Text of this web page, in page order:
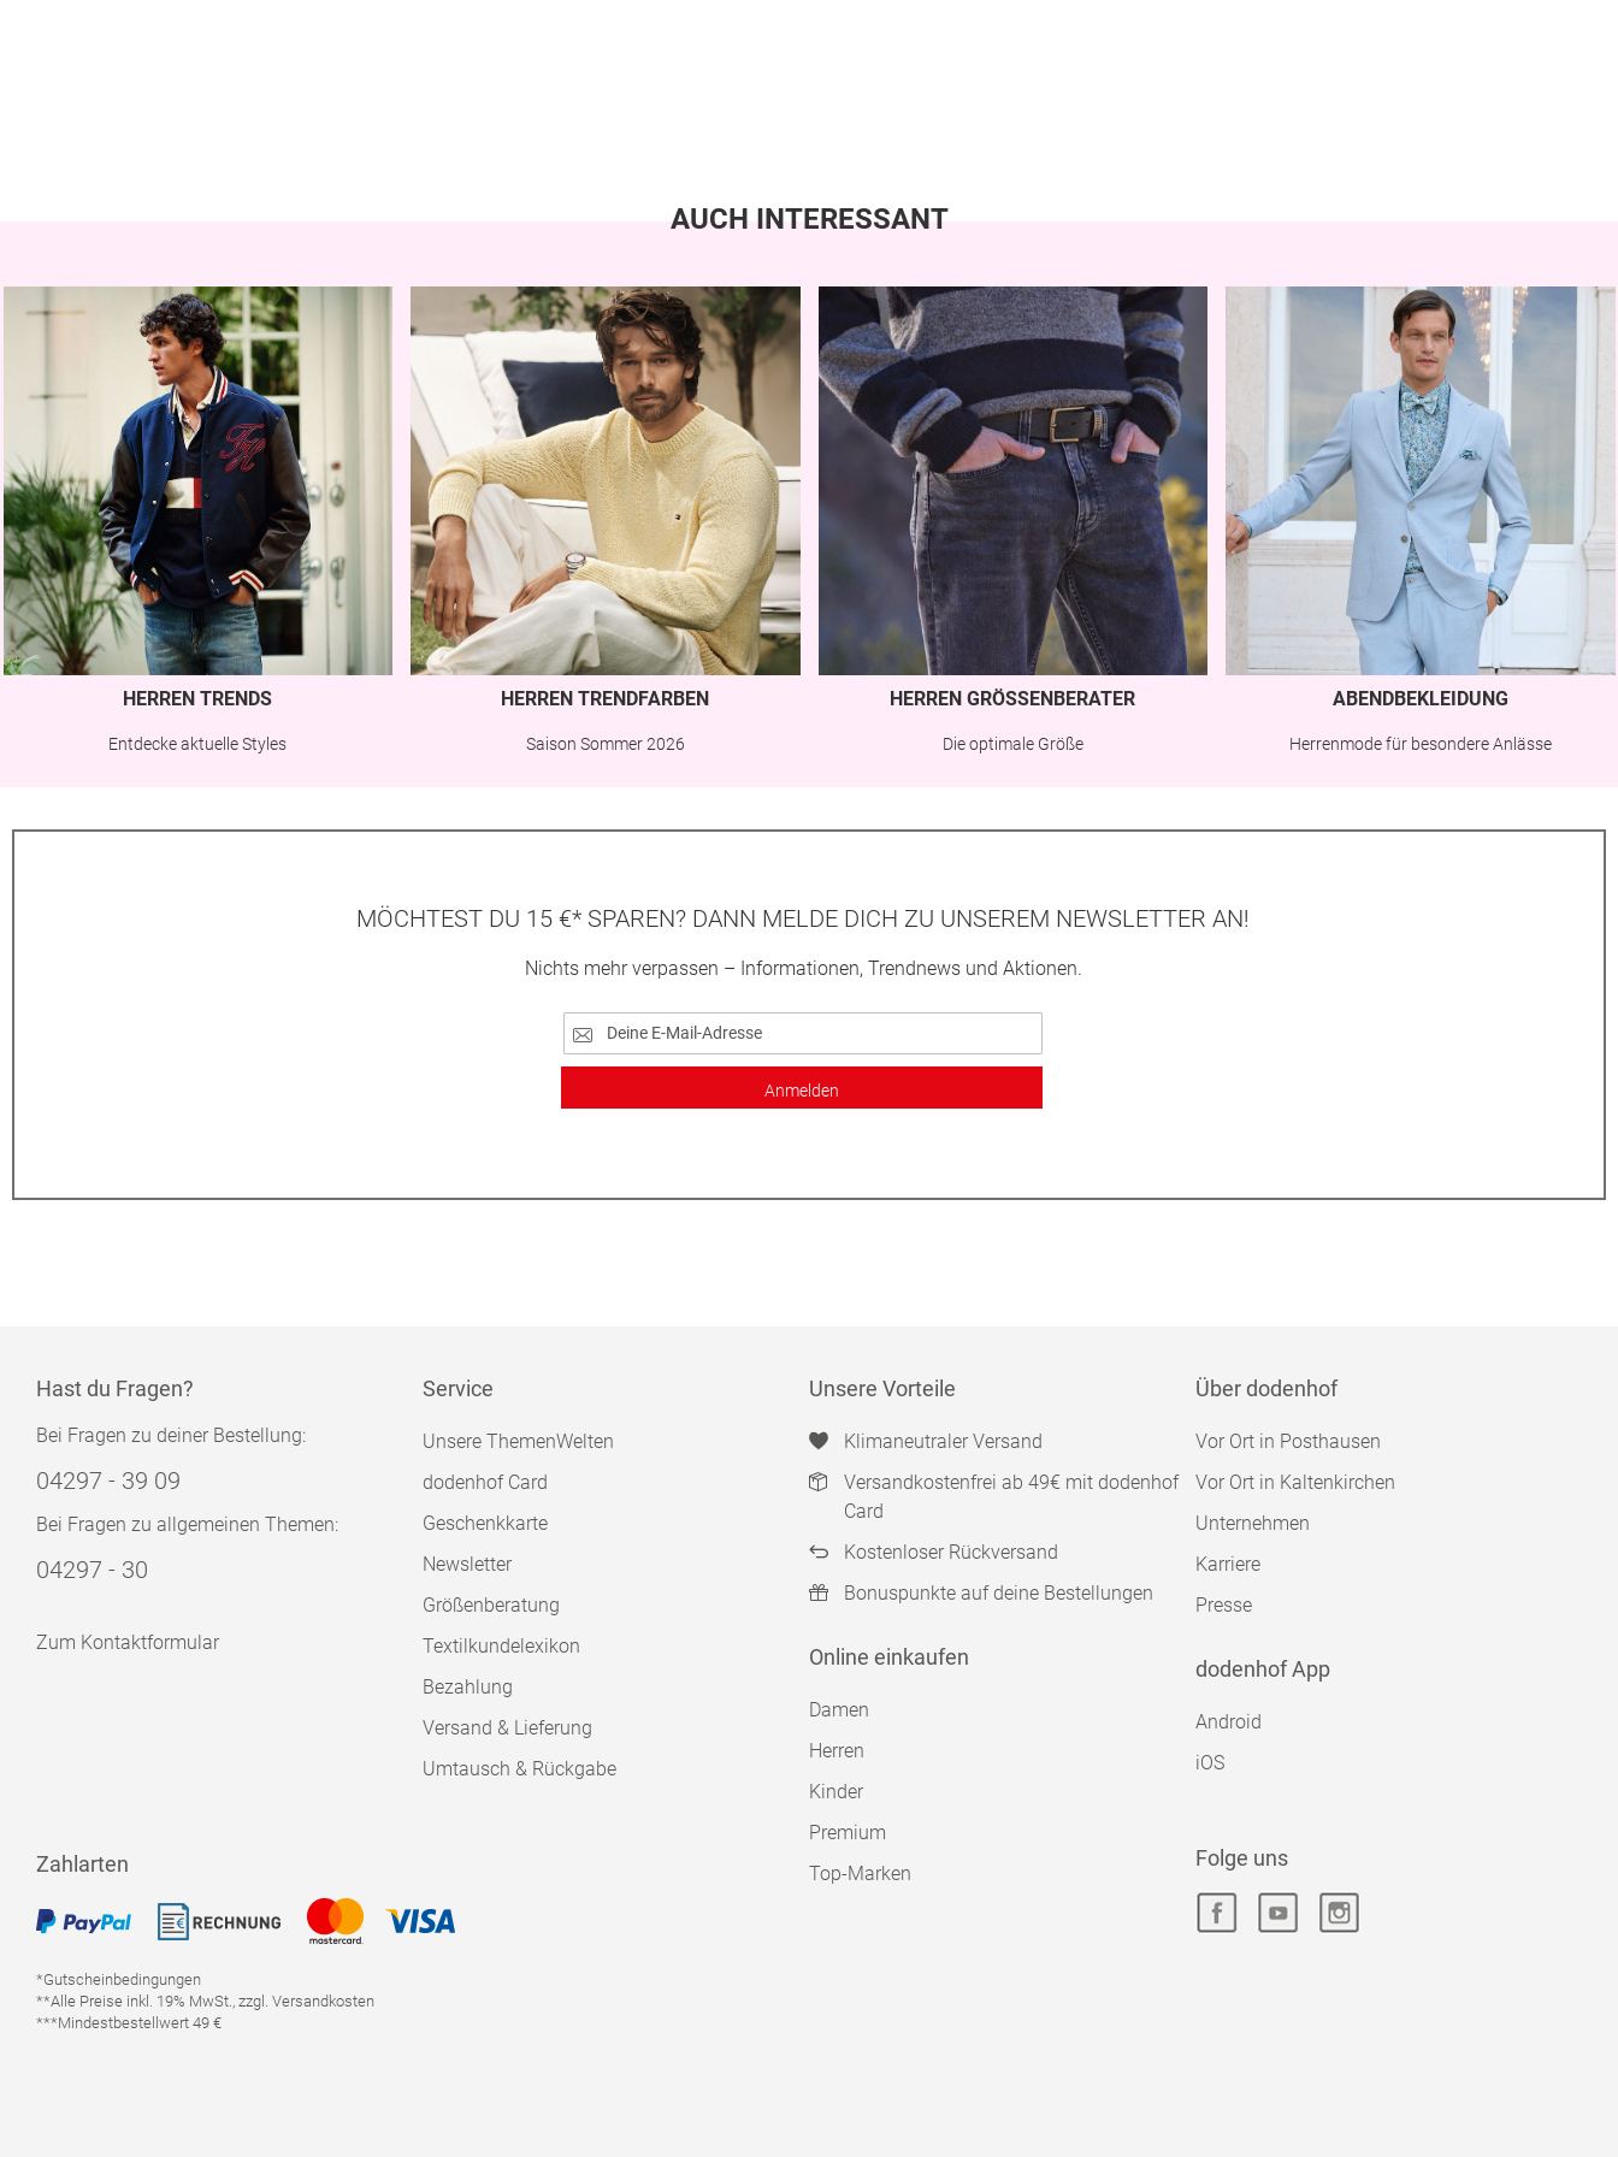
AUCH INTERESSANT
HERREN TRENDS
Entdecke aktuelle Styles
HERREN TRENDFARBEN
Saison Sommer 2026
HERREN GRÖSSENBERATER
Die optimale Größe
ABENDBEKLEIDUNG
Herrenmode für besondere Anlässe
MÖCHTEST DU 15 €* SPAREN? DANN MELDE DICH ZU UNSEREM NEWSLETTER AN!
Nichts mehr verpassen – Informationen, Trendnews und Aktionen.
Anmelden
Hast du Fragen?
Bei Fragen zu deiner Bestellung:
04297 - 39 09
Bei Fragen zu allgemeinen Themen:
04297 - 30
Zum Kontaktformular
Service
Unsere ThemenWelten
dodenhof Card
Geschenkkarte
Newsletter
Größenberatung
Textilkundelexikon
Bezahlung
Versand & Lieferung
Umtausch & Rückgabe
Unsere Vorteile
Klimaneutraler Versand
Versandkostenfrei ab 49€ mit dodenhof
Card
Kostenloser Rückversand
Bonuspunkte auf deine Bestellungen
Online einkaufen
Damen
Herren
Kinder
Premium
Top-Marken
Über dodenhof
Vor Ort in Posthausen
Vor Ort in Kaltenkirchen
Unternehmen
Karriere
Presse
dodenhof App
Android
iOS
Zahlarten
*Gutscheinbedingungen
**Alle Preise inkl. 19% MwSt., zzgl. Versandkosten
***Mindestbestellwert 49 €
Folge uns